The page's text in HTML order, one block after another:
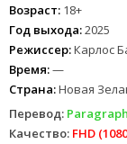
Возраст: 18+
Год выхода:2025
Режиссер:Карлос
Время:—
Страна:Новая
Перевод:
Качество: FHD